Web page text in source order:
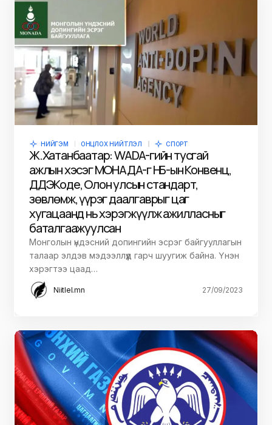
НИЙГЭМ ОНЦЛОХ НИЙТЛЭЛ СПОРТ
Ж.Хатанбаатар: WADA-гийн тусгай
ажлын хэсэг МОНАДА-г НҮБ-ын Конвенц,
ДДЭКоде, Олон улсын стандарт,
зөвлөмж, үүрэг даалгаврыг цаг
хугацаанд нь хэрэгжүүлж ажилласныг
баталгаажуулсан
Монголын үндэсний допингийн эсрэг байгууллагын
талаар элдэв мэдээллүүд гарч шуугиж байна. Үнэн
хэрэгтээ цаад…
Niitlel.mn 27/09/2023